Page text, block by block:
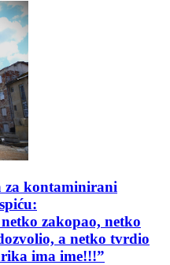
za kontaminirani
zakopao, netko
a netko tvrdio
ima ime!!!”